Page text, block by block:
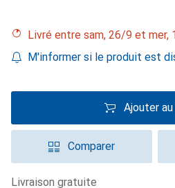
Livré entre sam, 26/9 et mer,
M'informer si le produit est
Ajouter
Comparer
livraison gratuite